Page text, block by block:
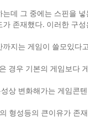
는데 그 중에는 스핀을
가 존재했다. 이러한 구
까지는 게임이 쓸모있다
경우 기본의 게임보다
상 변화해가는 게임콘
형성등의 큰이유가 존